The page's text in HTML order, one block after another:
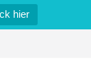
hier